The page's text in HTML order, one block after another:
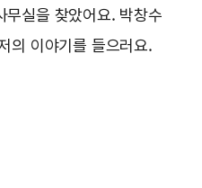
무실을 찾았어요. 박창수
의 이야기를 들으러요.